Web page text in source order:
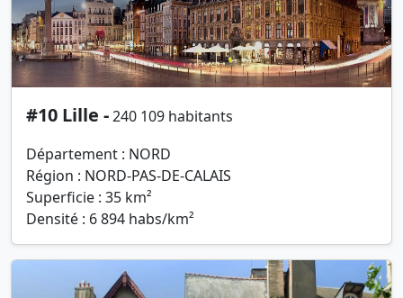
#10 Lille -240 109 habitants
Département : NORD
Région : NORD-PAS-DE-CALAIS
Superficie : 35 km²
Densité : 6 894 habs/km²